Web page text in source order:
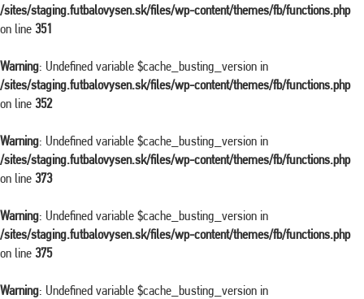
/sites/staging.futbalovysen.sk/files/wp-content/themes/fb/functions.php
on line 351
Warning: Undefined variable $cache_busting_version in
/sites/staging.futbalovysen.sk/files/wp-content/themes/fb/functions.php
on line 352
Warning: Undefined variable $cache_busting_version in
/sites/staging.futbalovysen.sk/files/wp-content/themes/fb/functions.php
on line 373
Warning: Undefined variable $cache_busting_version in
/sites/staging.futbalovysen.sk/files/wp-content/themes/fb/functions.php
on line 375
Warning: Undefined variable $cache_busting_version in